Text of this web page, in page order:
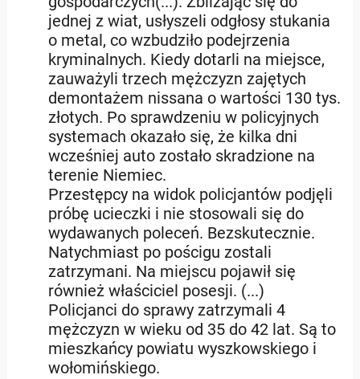
jednej z wiat, usłyszeli odgłosy stukania
o metal, co wzbudziło podejrzenia
kryminalnych. Kiedy dotarli na miejsce,
zauważyli trzech mężczyzn zajętych
demontażem nissana o wartości 130 tys.
złotych. Po sprawdzeniu w policyjnych
systemach okazało się, że kilka dni
wcześniej auto zostało skradzione na
terenie Niemiec.
Przestępcy na widok policjantów podjęli
próbę ucieczki i nie stosowali się do
wydawanych poleceń. Bezskutecznie.
Natychmiast po pościgu zostali
zatrzymani. Na miejscu pojawił się
również właściciel posesji. (...)
Policjanci do sprawy zatrzymali 4
mężczyzn w wieku od 35 do 42 lat. Są to
mieszkańcy powiatu wyszkowskiego i
wołomińskiego.